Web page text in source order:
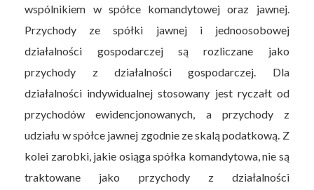
wspólnikiem w spółce komandytowej oraz jawnej.
Przychody ze spółki jawnej i jednoosobowej
działalności gospodarczej są rozliczane jako
przychody z działalności gospodarczej. Dla
działalności indywidualnej stosowany jest ryczałt od
przychodów ewidencjonowanych, a przychody z
udziału w spółce jawnej zgodnie ze skalą podatkową. Z
kolei zarobki, jakie osiąga spółka komandytowa, nie są
traktowane jako przychody z działalności